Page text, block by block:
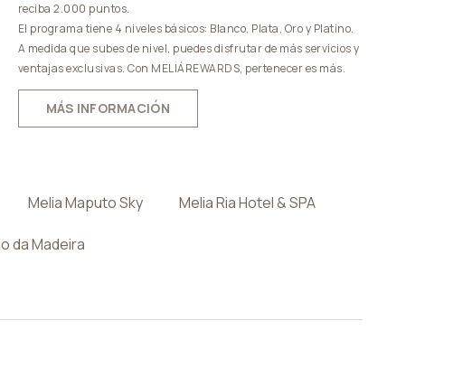
reciba 2.000 puntos.
El programa tiene 4 niveles básicos: Blanco, Plata, Oro y Platino.
A medida que subes de nivel, puedes disfrutar de más servicios y
ventajas exclusivas. Con MELIÁREWARDS, pertenecer es más.
MÁS INFORMACIÓN
Melia Maputo Sky Melia Ria Hotel & SPA
da Madeira